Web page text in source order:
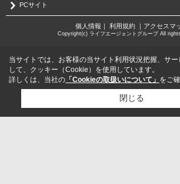
PCサイト
個人情報 利用規約｜ アクセスマ
Copyright(c) ライフエージェントグループ All
当サイトでは、お客様の当サイト利用状況把握、サー
して、クッキー（Cookie）を使用しています。
詳しくは、当社の 「Cookieの取扱いについて」 をご
閉じる